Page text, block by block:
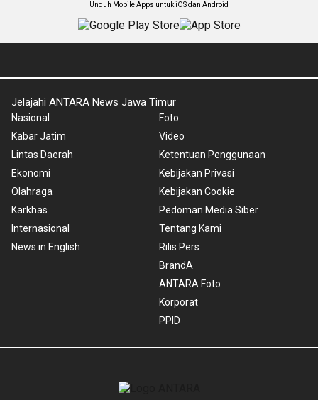
Unduh Mobile Apps untuk iOS dan Android
Jelajahi ANTARA News Jawa Timur
Nasional
Kabar Jatim
Lintas Daerah
Ekonomi
Olahraga
Karkhas
Internasional
News in English
Foto
Video
Ketentuan Penggunaan
Kebijakan Privasi
Kebijakan Cookie
Pedoman Media Siber
Tentang Kami
Rilis Pers
BrandA
ANTARA Foto
Korporat
PPID